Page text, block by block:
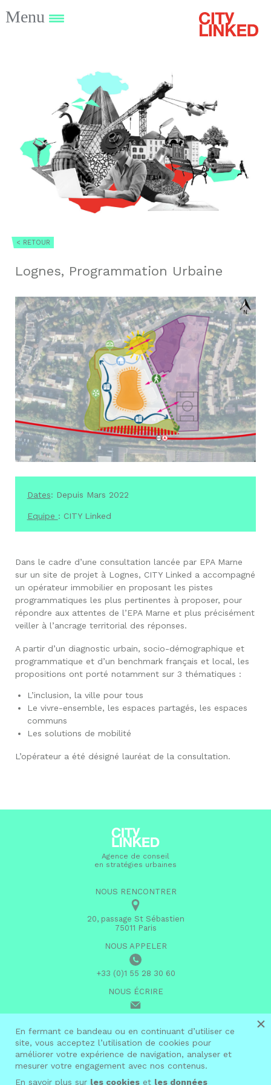
< RETOUR
Lognes, Programmation Urbaine
Dates: Depuis Mars 2022
Equipe : CITY Linked
Dans le cadre d’une consultation lancée par EPA Marne
sur un site de projet à Lognes, CITY Linked a accompagné
un opérateur immobilier en proposant les pistes
programmatiques les plus pertinentes à proposer, pour
répondre aux attentes de l’EPA Marne et plus précisément
veiller à l’ancrage territorial des réponses.
A partir d’un diagnostic urbain, socio-démographique et
programmatique et d’un benchmark français et local, les
propositions ont porté notamment sur 3 thématiques :
L’inclusion, la ville pour tous
Le vivre-ensemble, les espaces partagés, les espaces
communs
Les solutions de mobilité
L’opérateur a été désigné lauréat de la consultation.
Agence de conseil
en stratégies urbaines
NOUS RENCONTRER
20, passage St Sébastien
75011 Paris
NOUS APPELER
+33 (0)1 55 28 30 60
NOUS ÉCRIRE
linkedin
© 2026 City Linked
En fermant ce bandeau ou en continuant d’utiliser ce
site, vous acceptez l’utilisation de cookies pour
améliorer votre expérience de navigation, analyser et
mesurer votre engagement avec nos contenus.
En savoir plus sur les cookieset les données
×
Menu